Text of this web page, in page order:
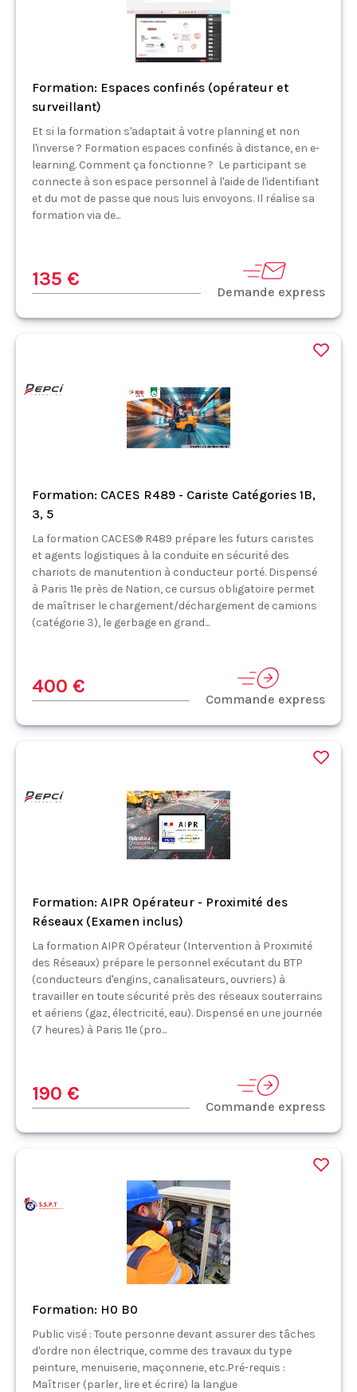
Formation: Espaces confinés (opérateur et
surveillant)
Et si la formation s'adaptait à votre planning et non
l'inverse ? Formation espaces confinés à distance, en e-
learning. Comment ça fonctionne ? Le participant se
connecte à son espace personnel à l'aide de l'identifiant
et du mot de passe que nous luis envoyons. Il réalise sa
formation via de...
135 €
Demande express
Formation: CACES R489 - Cariste Catégories 1B,
3, 5
La formation CACES® R489 prépare les futurs caristes
et agents logistiques à la conduite en sécurité des
chariots de manutention à conducteur porté. Dispensé
à Paris 11e près de Nation, ce cursus obligatoire permet
de maîtriser le chargement/déchargement de camions
(catégorie 3), le gerbage en grand...
400 €
Commande express
Formation: AIPR Opérateur - Proximité des
Réseaux (Examen inclus)
La formation AIPR Opérateur (Intervention à Proximité
des Réseaux) prépare le personnel exécutant du BTP
(conducteurs d'engins, canalisateurs, ouvriers) à
travailler en toute sécurité près des réseaux souterrains
et aériens (gaz, électricité, eau). Dispensé en une journée
(7 heures) à Paris 11e (pro...
190 €
Commande express
Formation: H0 B0
Public visé : Toute personne devant assurer des tâches
d'ordre non électrique, comme des travaux du type
peinture, menuiserie, maçonnerie, etc.Pré-requis :
Maîtriser (parler, lire et écrire) la langue